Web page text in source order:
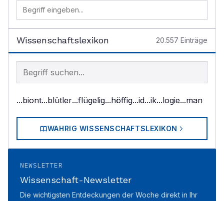
Wissenschaftslexikon 20.557 Einträge
Begriff im Lexikon suchen
...biont...blütler...flügelig...höffig...id...ik...logie...man
WAHRIG WISSENSCHAFTSLEXIKON
NEWSLETTER
Wissenschaft-Newsletter
Die wichtigsten Entdeckungen der Woche direkt in Ihr